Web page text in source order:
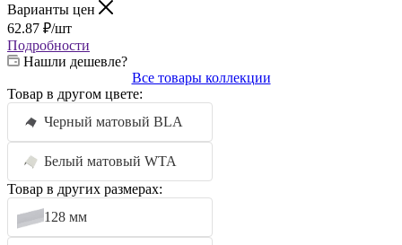
Варианты цен
62.87 ₽/шт
Подробности
Нашли дешевле?
Все товары коллекции
Товар в другом цвете:
Черный матовый BLA
Белый матовый WTA
Товар в других размерах:
128 мм